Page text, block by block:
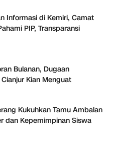
Informasi di Kemiri, Camat
PIP, Transparansi
Bulanan, Dugaan
Kian Menguat
Kukuhkan Tamu Ambalan
dan Kepemimpinan Siswa